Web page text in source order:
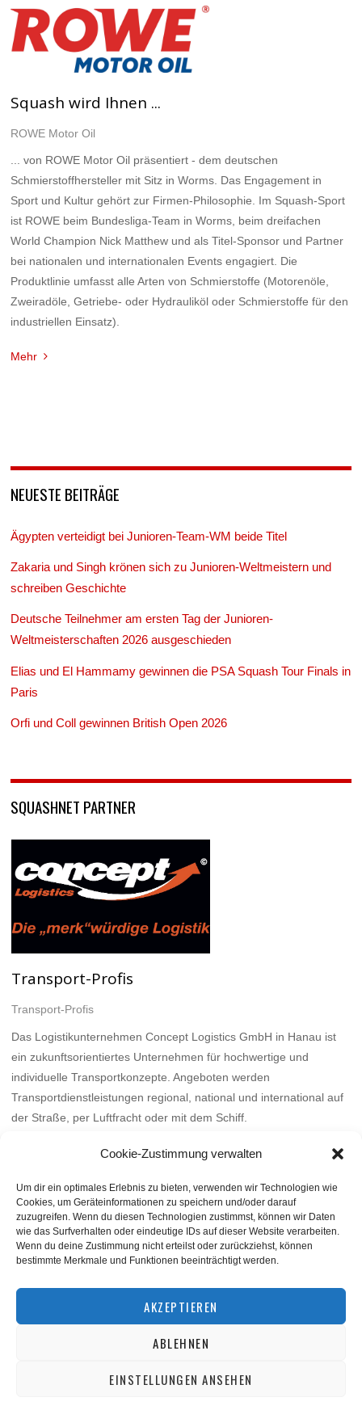
Cookie-Zustimmung verwalten
Um dir ein optimales Erlebnis zu bieten, verwenden wir Technologien wie
Cookies, um Geräteinformationen zu speichern und/oder darauf
zuzugreifen. Wenn du diesen Technologien zustimmst, können wir Daten
wie das Surfverhalten oder eindeutige IDs auf dieser Website verarbeiten.
Wenn du deine Zustimmung nicht erteilst oder zurückziehst, können
bestimmte Merkmale und Funktionen beeinträchtigt werden.
AKZEPTIEREN
ABLEHNEN
EINSTELLUNGEN ANSEHEN
Squash wird Ihnen ...
ROWE Motor Oil
... von ROWE Motor Oil präsentiert - dem deutschen
Schmierstoffhersteller mit Sitz in Worms. Das Engagement in
Sport und Kultur gehört zur Firmen-Philosophie. Im Squash-Sport
ist ROWE beim Bundesliga-Team in Worms, beim dreifachen
World Champion Nick Matthew und als Titel-Sponsor und Partner
bei nationalen und internationalen Events engagiert. Die
Produktlinie umfasst alle Arten von Schmierstoffe (Motorenöle,
Zweiradöle, Getriebe- oder Hydrauliköl oder Schmierstoffe für den
industriellen Einsatz).
Mehr
NEUESTE BEITRÄGE
Ägypten verteidigt bei Junioren-Team-WM beide Titel
Zakaria und Singh krönen sich zu Junioren-Weltmeistern und
schreiben Geschichte
Deutsche Teilnehmer am ersten Tag der Junioren-
Weltmeisterschaften 2026 ausgeschieden
Elias und El Hammamy gewinnen die PSA Squash Tour Finals in
Paris
Orfi und Coll gewinnen British Open 2026
SQUASHNET PARTNER
Transport-Profis
Transport-Profis
Das Logistikunternehmen Concept Logistics GmbH in Hanau ist
ein zukunftsorientiertes Unternehmen für hochwertige und
individuelle Transportkonzepte. Angeboten werden
Transportdienstleistungen regional, national und international auf
der Straße, per Luftfracht oder mit dem Schiff.
BACK TO TOP
squashnet.de2026
Performance Marketing by matchplan